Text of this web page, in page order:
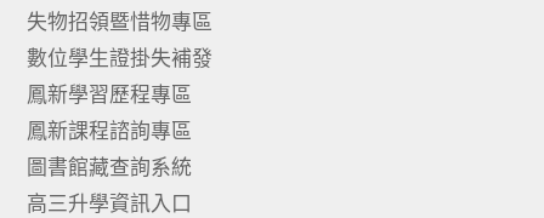
失物招領暨惜物專區
數位學生證掛失補發
鳳新學習歷程專區
鳳新課程諮詢專區
圖書館藏查詢系統
高三升學資訊入口